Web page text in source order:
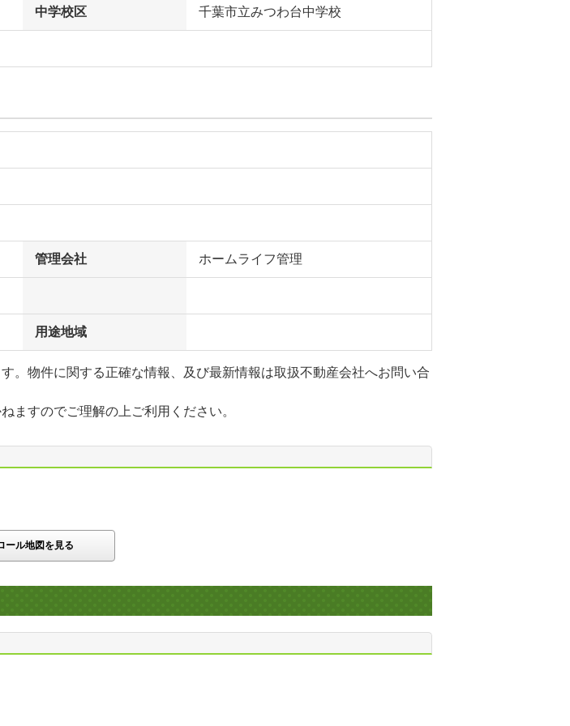
中学校区 千葉市立みつわ台中学校
管理会社 ホームライフ管理
用途地域
。物件に関する正確な情報、及び最新情報は取扱不動産会社へお問い合
ますのでご理解の上ご利用ください。
ール地図を見る